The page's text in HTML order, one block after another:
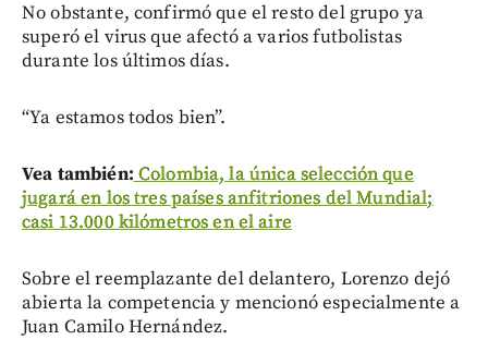
No obstante, confirmó que el resto del grupo ya
superó el virus que afectó a varios futbolistas
durante los últimos días.
“Ya estamos todos bien”.
Vea también: Colombia, la única selección que
jugará en los tres países anfitriones del Mundial;
casi 13.000 kilómetros en el aire
Sobre el reemplazante del delantero, Lorenzo dejó
abierta la competencia y mencionó especialmente a
Juan Camilo Hernández.